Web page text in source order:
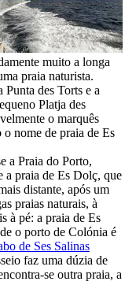
muito a longa
praia naturista.
Punta des Torts e a
Platja des
o marquês
nome de praia de Es
a Praia do Porto,
a praia de Es Dolç, que
distante, após um
praias naturais, à
à pé: a praia de Es
o porto de Colónia é
de Ses Salinas
faz uma dúzia de
se outra praia, a